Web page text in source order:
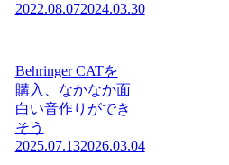
2022.08.072024.03.30
Behringer CATを
購入、なかなか面
白い音作りができ
そう
2025.07.132026.03.04